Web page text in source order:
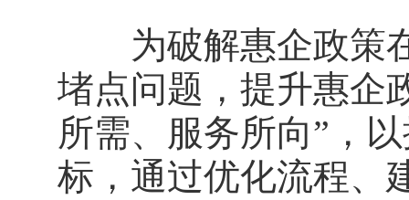
为破解惠企政策在
堵点问题，提升惠企
所需、服务所向”，
标，通过优化流程、